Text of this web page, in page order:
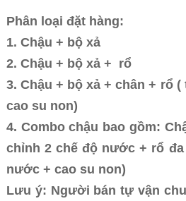
Phân loại đặt hàng:
1. Chậu + bộ xả
2. Chậu + bộ xả + rổ
3. Chậu + bộ xả + chân + rổ
cao su non)
4. Combo chậu bao gồm:
chỉnh 2 chế độ nước + rổ
nước + cao su non)
Lưu ý: Người bán tự vận